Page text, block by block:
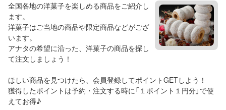
全国各地の洋菓子を楽しめる商品をご紹介し
ます。
洋菓子はご当地の商品や限定商品などがござ
います。
アナタの希望に沿った、洋菓子の商品を探し
て注文しましょう！
ほしい商品を見つけたら、会員登録してポイントGETしよう！
獲得したポイントは予約・注文する時に「１ポイント１円分」で使
えてお得♪